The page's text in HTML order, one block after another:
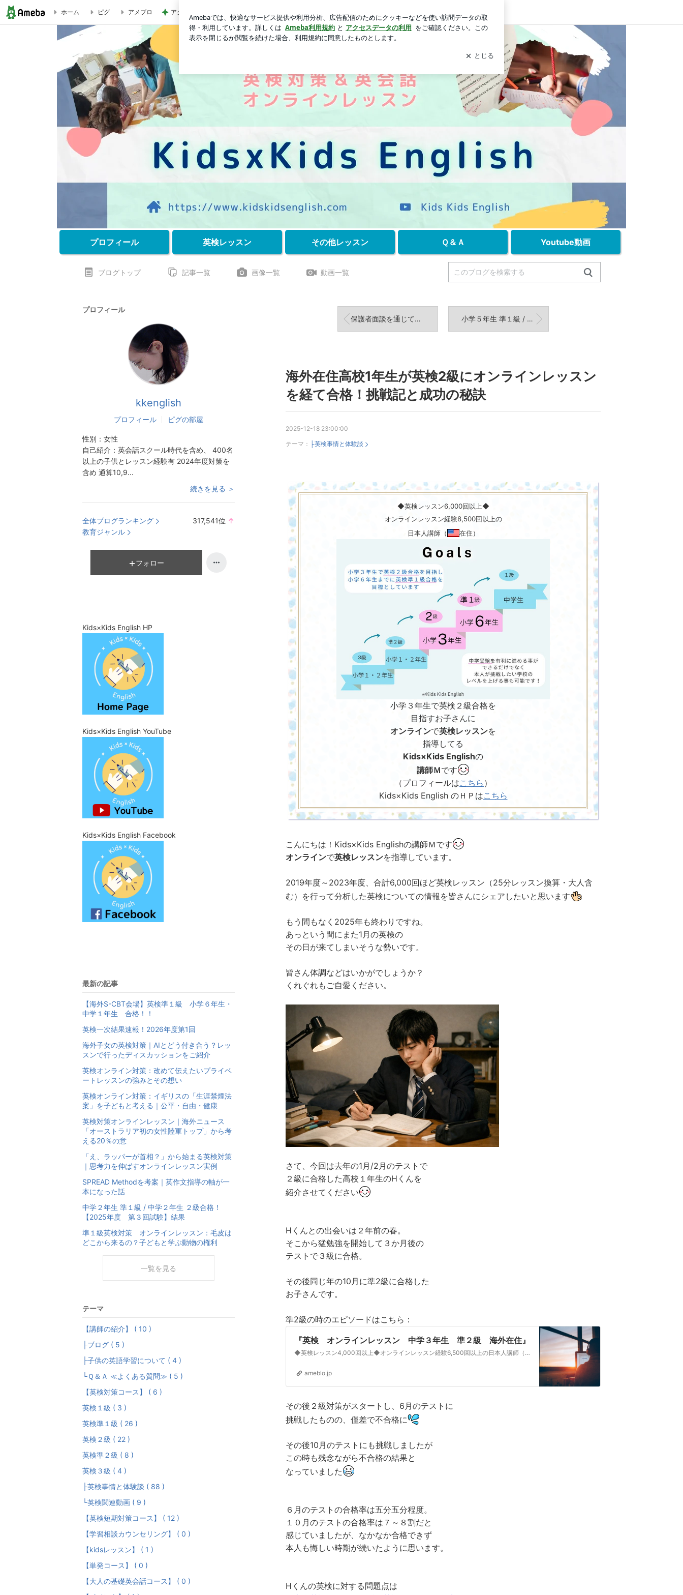
英検 海外 オンラインレッスン 合格報告 帰国子女 海外在住 | 小学3年生で英検2級合格！レッスン実績2,500回以上 オンライン英検レッスン アメリカ発信
ホーム ピグ アメブロ アグネス 太陽の光浴び感謝する時間 ログイン
ブログトップ 記事一覧 画像一覧 動画一覧
保護者面談を通じて：2025年の振り返り 小学５年生 準１級 / 小学５年生 ２級合格！【2025年度 第2回試験】結果
海外在住高校1年生が英検2級にオンラインレッスン
を経て合格！挑戦記と成功の秘訣
2025-12-18 23:00:00
テーマ： ├英検事情と体験談
◆英検レッスン6,000回以上◆
オンラインレッスン経験8,500回以上の
日本人講師（
在住）
小学３年生で英検２級合格を
目指すお子さんに
オンラインで英検レッスンを
指導してる
Kids×Kids Englishの
講師Ｍです
（プロフィールはこちら ）
Kids×Kids English のＨＰはこちら
こんにちは！Kids×Kids Englishの講師Ｍです
オンラインで英検レッスンを指導しています。
2019年度～2023年度、合計6,000回ほど英検レッスン（25分レッスン換算・大人含
む）を行って分析した英検についての情報を皆さんにシェアしたいと思います
もう間もなく2025年も終わりですね。
あっという間にまた1月の英検の
その日が来てしまいそうな勢いです。
皆さん体調などはいかがでしょうか？
くれぐれもご自愛ください。
さて、今回は去年の1月/2月のテストで
２級に合格した高校１年生のHくんを
紹介させてください
Hくんとの出会いは２年前の春。
そこから猛勉強を開始して３か月後の
テストで３級に合格。
その後同じ年の10月に準2級に合格した
お子さんです。
準2級の時のエピソードはこちら：
『英検 オンラインレッスン 中学３年生 準２級 海外在住』
◆英検レッスン4,000回以上◆オンラインレッスン経験6,500回以上の日本人講師（在住）小学３年生で英検２級合格を目指すお子さんにオンラインで英検レッスンを…
ameblo.jp
その後２級対策がスタートし、6月のテストに
挑戦したものの、僅差で不合格に
その後10月のテストにも挑戦しましたが
この時も残念ながら不合格の結果と
なっていました
６月のテストの合格率は五分五分程度。
１０月のテストの合格率は７～８割だと
感じていましたが、なかなか合格できず
本人も悔しい時期が続いたように思います。
Hくんの英検に対する問題点は
プロフィール
kkenglish
プロフィール ピグの部屋
性別： 女性
自己紹介： 英会話スクール時代を含め、 400名
以上の子供とレッスン経験有 2024年度対策を
含め 通算10,9...
続きを見る ＞
全体ブログランキング 317,541位 ↑
教育ジャンル
フォロー
プロフィール 英検レッスン その他レッスン Ｑ＆Ａ Youtube動画
Kids×Kids English HP
Kids×Kids English YouTube
Kids×Kids English Facebook
最新の記事
【海外S-CBT会場】英検準１級 小学６年生・
中学１年生 合格！！
英検一次結果速報！2026年度第1回
海外子女の英検対策｜AIとどう付き合う？レッ
スンで行ったディスカッションをご紹介
英検オンライン対策：改めて伝えたいプライベ
ートレッスンの強みとその想い
英検オンライン対策：イギリスの「生涯禁煙法
案」を子どもと考える｜公平・自由・健康
英検対策オンラインレッスン｜海外ニュース
「オーストラリア初の女性陸軍トップ」から考
える20％の意
「え、ラッパーが首相？」から始まる英検対策
｜思考力を伸ばすオンラインレッスン実例
SPREAD Methodを考案｜英作文指導の軸が一
本になった話
中学２年生 準１級 / 中学２年生 ２級合格！
【2025年度 第３回試験】結果
準１級英検対策 オンラインレッスン：毛皮は
どこから来るの？子どもと学ぶ動物の権利
一覧を見る
テーマ
【講師の紹介】 ( 10 )
├ブログ ( 5 )
├子供の英語学習について ( 4 )
└Ｑ＆Ａ ≪よくある質問≫ ( 5 )
【英検対策コース】 ( 6 )
英検１級 ( 3 )
英検準１級 ( 26 )
英検２級 ( 22 )
英検準２級 ( 8 )
英検３級 ( 4 )
├英検事情と体験談 ( 88 )
└英検関連動画 ( 9 )
【英検短期対策コース】 ( 12 )
【学習相談カウンセリング】 ( 0 )
【kidsレッスン】 ( 1 )
【単発コース】 ( 0 )
【大人の基礎英会話コース】 ( 0 )